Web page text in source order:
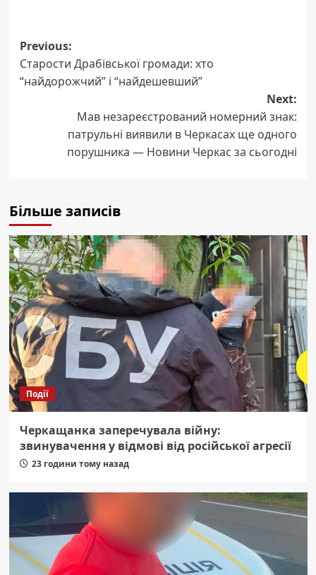
Post
navigation
Previous:
Старости Драбівської громади: хто
“найдорожчий” і “найдешевший”
Next:
Мав незареєстрований номерний знак:
патрульні виявили в Черкасах ще одного
порушника — Новини Черкас за сьогодні
Більше записів
Події
Черкащанка заперечувала війну:
звинувачення у відмові від російської агресії
23 години тому назад